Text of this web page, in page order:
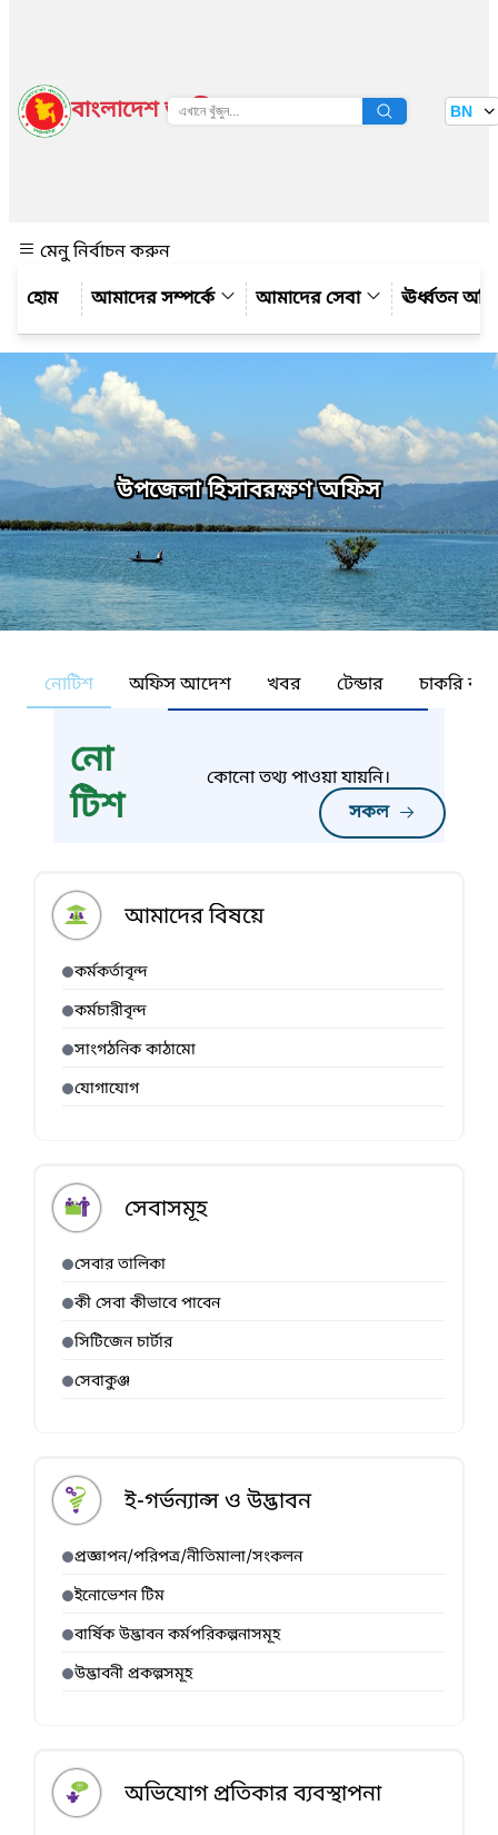
বাংলাদেশ জাতীয় তথ্য বাতায়ন BN
মেনু নির্বাচন করুন
আমাদের সম্পর্কে
আমাদের সেবা ঊর্ধ্বতন
উপজেলা হিসাবরক্ষণ অফিস
নোটিশ অফিস আদেশ খবর টেন্ডার চাকরি
নো
টিশ
সকল
কোনো তথ্য পাওয়া যায়নি।
আমাদের বিষয়ে
কর্মকর্তাবৃন্দ
কর্মচারীবৃন্দ
সাংগঠনিক কাঠামো
যোগাযোগ
সেবাসমূহ
সেবার তালিকা
কী সেবা কীভাবে পাবেন
সিটিজেন চার্টার
সেবাকুঞ্জ
ই-গর্ভন্যান্স ও উদ্ভাবন
প্রজ্ঞাপন/পরিপত্র/নীতিমালা/সংকলন
ইনোভেশন টিম
বার্ষিক উদ্ভাবন কর্মপরিকল্পনাসমূহ
উদ্ভাবনী প্রকল্পসমূহ
অভিযোগ প্রতিকার ব্যবস্থাপনা